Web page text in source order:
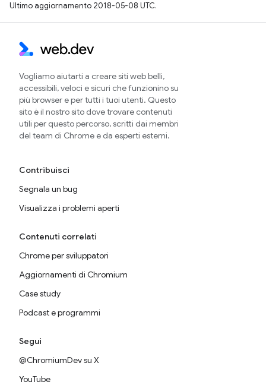
Ultimo aggiornamento 2018-05-08 UTC.
Vogliamo aiutarti a creare siti web belli,
accessibili, veloci e sicuri che funzionino su
più browser e per tutti i tuoi utenti. Questo
sito è il nostro sito dove trovare contenuti
utili per questo percorso, scritti dai membri
del team di Chrome e da esperti esterni.
Contribuisci
Segnala un bug
Visualizza i problemi aperti
Contenuti correlati
Chrome per sviluppatori
Aggiornamenti di Chromium
Case study
Podcast e programmi
Segui
@ChromiumDev su X
YouTube